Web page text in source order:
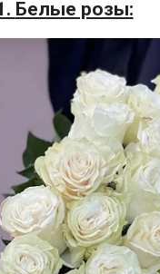
Белые розы: